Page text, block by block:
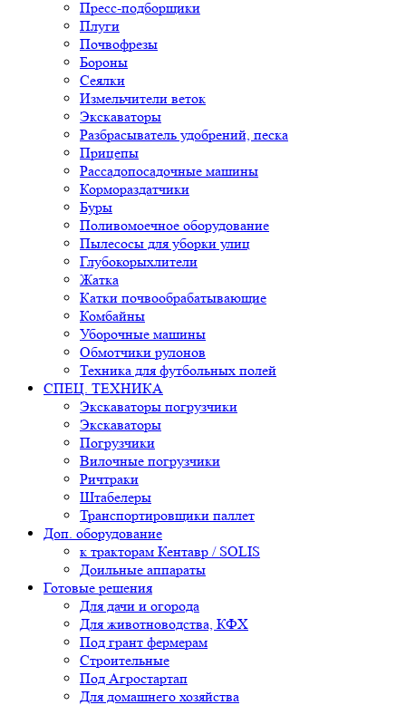
Пресс-подборщики
Плуги
Почвофрезы
Бороны
Сеялки
Измельчители веток
Экскаваторы
Разбрасыватель удобрений, песка
Прицепы
Рассадопосадочные машины
Кормораздатчики
Буры
Поливомоечное оборудование
Пылесосы для уборки улиц
Глубокорыхлители
Жатка
Катки почвообрабатывающие
Комбайны
Уборочные машины
Обмотчики рулонов
Техника для футбольных полей
СПЕЦ. ТЕХНИКА
Экскаваторы погрузчики
Экскаваторы
Погрузчики
Вилочные погрузчики
Ричтраки
Штабелеры
Транспортировщики паллет
Доп. оборудование
к тракторам Кентавр / SOLIS
Доильные аппараты
Готовые решения
Для дачи и огорода
Для животноводства, КФХ
Под грант фермерам
Строительные
Под Агростартап
Для домашнего хозяйства